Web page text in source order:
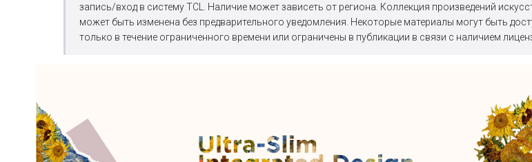
запись/вход в систему TCL. Наличие может зависеть от региона. Коллекция произведений
может быть изменена без предварительного уведомления. Некоторые материалы могут быть
только в течение ограниченного времени или ограничены в публикации в связи с наличием